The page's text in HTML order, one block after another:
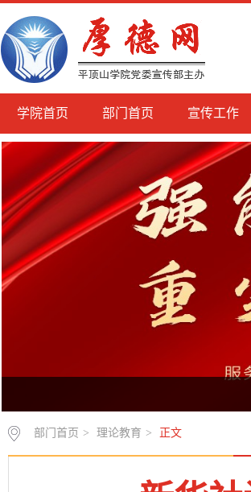
学院首页 部门首页 宣传工作
部门首页 > 理论教育 > 正文